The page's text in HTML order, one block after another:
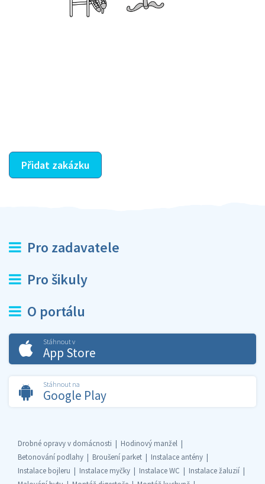
Přidat zakázku
Pro zadavatele
Pro šikuly
O portálu
Stáhnout v
App Store
Stáhnout na
Google Play
Drobné opravy v domácnosti
Hodinový manžel
Betonování podlahy
Broušení parket
Instalace antény
Instalace bojleru
Instalace myčky Instalace WC
Instalace žaluzií